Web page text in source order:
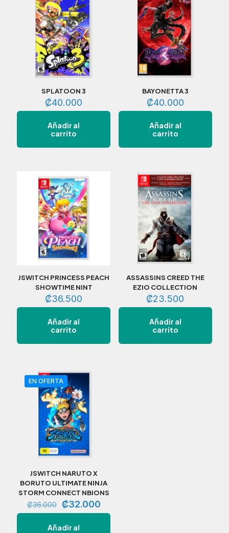
SPLATOON 3
₡40.000
Añadir al
carrito
BAYONETTA 3
₡40.000
Añadir al
carrito
JSWITCH PRINCESS PEACH
SHOWTIME NINT
₡36.500
Añadir al
carrito
ASSASSINS CREED THE
EZIO COLLECTION
₡23.500
Añadir al
carrito
EN OFERTA
JSWITCH NARUTO X
BORUTO ULTIMATE NINJA
STORM CONNECT NBIONS
₡36.000
El
precio
original
₡32.000El
precio
Añadir al